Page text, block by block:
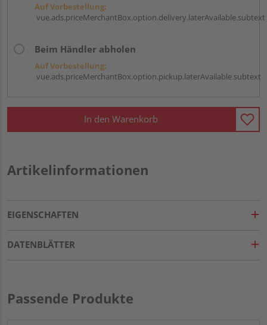
Auf Vorbestellung:
vue.ads.priceMerchantBox.option.delivery.laterAvailable.subtext
Beim Händler abholen
Auf Vorbestellung:
vue.ads.priceMerchantBox.option.pickup.laterAvailable.subtext
In den Warenkorb
Artikelinformationen
EIGENSCHAFTEN
DATENBLÄTTER
Passende Produkte